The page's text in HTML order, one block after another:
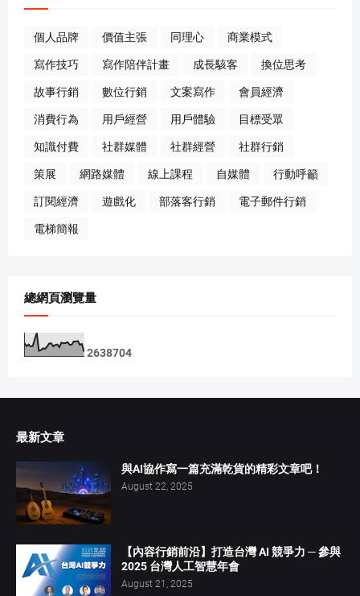
個人品牌 價值主張 同理心 商業模式
寫作技巧 寫作陪伴計畫 成長駭客 換位思考
故事行銷 數位行銷 文案寫作 會員經濟
消費行為 用戶經營 用戶體驗 目標受眾
知識付費 社群媒體 社群經營 社群行銷
策展 網路媒體 線上課程 自媒體 行動呼籲
訂閱經濟 遊戲化 部落客行銷 電子郵件行銷
電梯簡報
總網頁瀏覽量
2638704
最新文章
與AI協作寫一篇充滿乾貨的精彩文章吧！
August 22, 2025
【內容行銷前沿】打造台灣 AI 競爭力 ─ 參與
2025 台灣人工智慧年會
August 21, 2025